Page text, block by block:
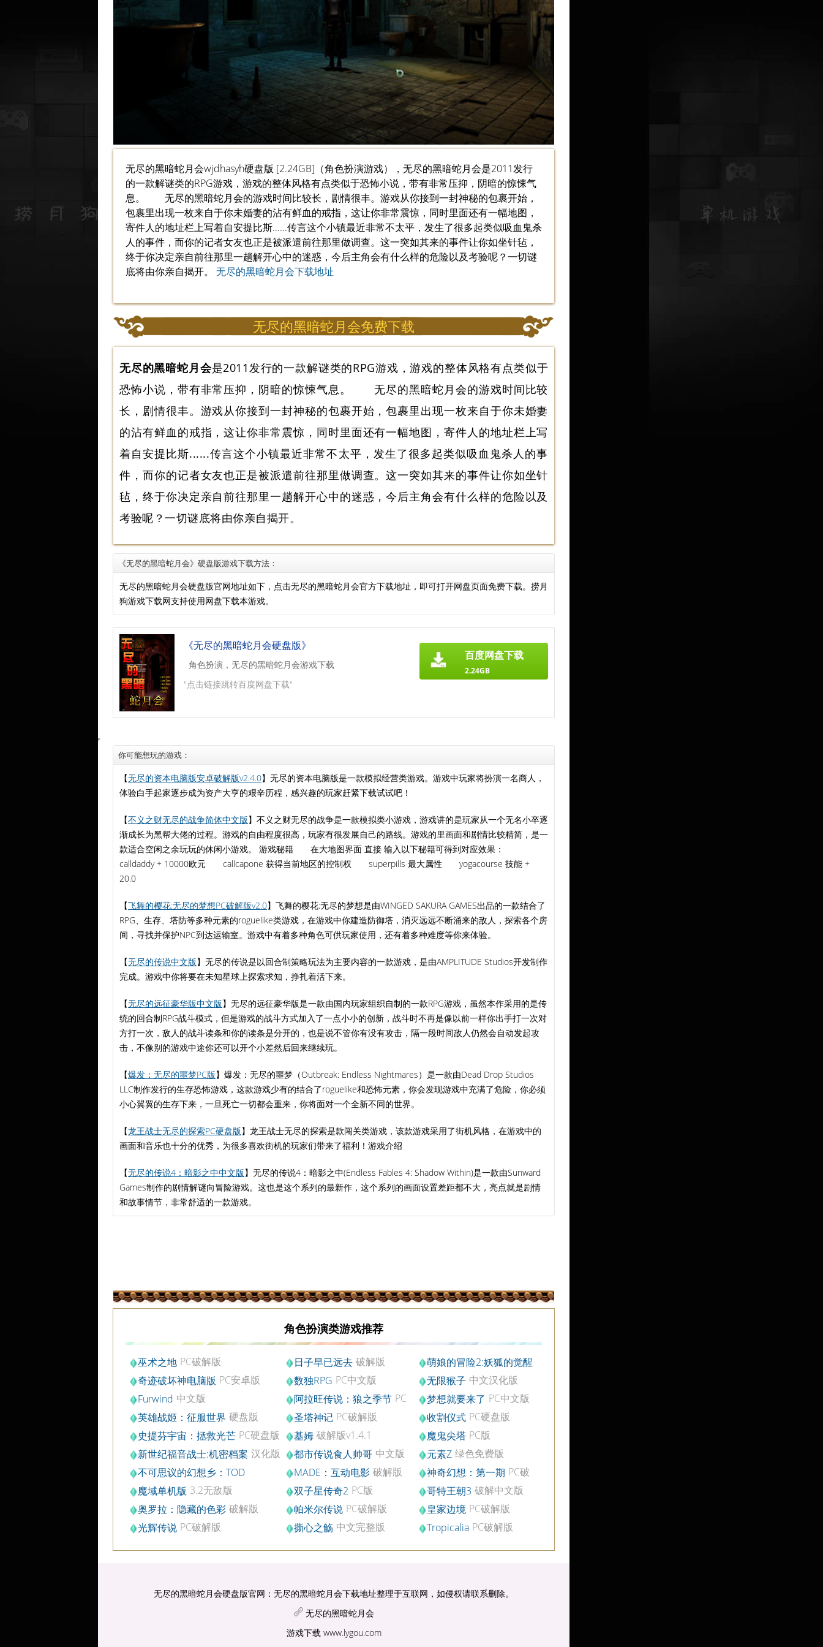
无尽的黑暗蛇月会wjdhasyh硬盘版 [2.24GB]（角色扮演游戏），无尽的黑暗蛇月会是2011发行
的一款解谜类的RPG游戏，游戏的整体风格有点类似于恐怖小说，带有非常压抑，阴暗的惊悚气
息。 无尽的黑暗蛇月会的游戏时间比较长，剧情很丰。游戏从你接到一封神秘的包裹开始，
包裹里出现一枚来自于你未婚妻的沾有鲜血的戒指，这让你非常震惊，同时里面还有一幅地图，
寄件人的地址栏上写着自安提比斯......传言这个小镇最近非常不太平，发生了很多起类似吸血鬼杀
人的事件，而你的记者女友也正是被派遣前往那里做调查。这一突如其来的事件让你如坐针毡，
终于你决定亲自前往那里一趟解开心中的迷惑，今后主角会有什么样的危险以及考验呢？一切谜
底将由你亲自揭开。 无尽的黑暗蛇月会下载地址
无尽的黑暗蛇月会免费下载
无尽的黑暗蛇月会是2011发行的一款解谜类的RPG游戏，游戏的整体风格有点类似于
恐怖小说，带有非常压抑，阴暗的惊悚气息。 无尽的黑暗蛇月会的游戏时间比较
长，剧情很丰。游戏从你接到一封神秘的包裹开始，包裹里出现一枚来自于你未婚妻
的沾有鲜血的戒指，这让你非常震惊，同时里面还有一幅地图，寄件人的地址栏上写
着自安提比斯......传言这个小镇最近非常不太平，发生了很多起类似吸血鬼杀人的事
件，而你的记者女友也正是被派遣前往那里做调查。这一突如其来的事件让你如坐针
毡，终于你决定亲自前往那里一趟解开心中的迷惑，今后主角会有什么样的危险以及
考验呢？一切谜底将由你亲自揭开。
《无尽的黑暗蛇月会》硬盘版游戏下载方法：
无尽的黑暗蛇月会硬盘版官网地址如下，点击无尽的黑暗蛇月会官方下载地址，即可打开网盘页面免费下载。捞月
狗游戏下载网支持使用网盘下载本游戏。
《无尽的黑暗蛇月会硬盘版》
角色扮演，无尽的黑暗蛇月会游戏下载
"点击链接跳转百度网盘下载"
百度网盘下载
2.24GB
你可能想玩的游戏：
【无尽的资本电脑版安卓破解版v2.4.0】无尽的资本电脑版是一款模拟经营类游戏。游戏中玩家将扮演一名商人，
体验白手起家逐步成为资产大亨的艰辛历程，感兴趣的玩家赶紧下载试试吧！
【不义之财无尽的战争简体中文版】不义之财无尽的战争是一款模拟类小游戏，游戏讲的是玩家从一个无名小卒逐
渐成长为黑帮大佬的过程。游戏的自由程度很高，玩家有很发展自己的路线。游戏的里画面和剧情比较精简，是一
款适合空闲之余玩玩的休闲小游戏。 游戏秘籍 在大地图界面 直接 输入以下秘籍可得到对应效果：
calldaddy + 10000欧元 callcapone 获得当前地区的控制权 superpills 最大属性 yogacourse 技能 +
20.0
【飞舞的樱花:无尽的梦想PC破解版v2.0】飞舞的樱花:无尽的梦想是由WINGED SAKURA GAMES出品的一款结合了
RPG、生存、塔防等多种元素的roguelike类游戏，在游戏中你建造防御塔，消灭远远不断涌来的敌人，探索各个房
间，寻找并保护NPC到达运输室。游戏中有着多种角色可供玩家使用，还有着多种难度等你来体验。
【无尽的传说中文版】无尽的传说是以回合制策略玩法为主要内容的一款游戏，是由AMPLITUDE Studios开发制作
完成。游戏中你将要在未知星球上探索求知，挣扎着活下来。
【无尽的远征豪华版中文版】无尽的远征豪华版是一款由国内玩家组织自制的一款RPG游戏，虽然本作采用的是传
统的回合制RPG战斗模式，但是游戏的战斗方式加入了一点小小的创新，战斗时不再是像以前一样你出手打一次对
方打一次，敌人的战斗读条和你的读条是分开的，也是说不管你有没有攻击，隔一段时间敌人仍然会自动发起攻
击，不像别的游戏中途你还可以开个小差然后回来继续玩。
【爆发：无尽的噩梦PC版】爆发：无尽的噩梦（Outbreak: Endless Nightmares）是一款由Dead Drop Studios
LLC制作发行的生存恐怖游戏，这款游戏少有的结合了roguelike和恐怖元素，你会发现游戏中充满了危险，你必须
小心翼翼的生存下来，一旦死亡一切都会重来，你将面对一个全新不同的世界。
【龙王战士无尽的探索PC硬盘版】龙王战士无尽的探索是款闯关类游戏，该款游戏采用了街机风格，在游戏中的
画面和音乐也十分的优秀，为很多喜欢街机的玩家们带来了福利！游戏介绍
【无尽的传说4：暗影之中中文版】无尽的传说4：暗影之中(Endless Fables 4: Shadow Within)是一款由Sunward
Games制作的剧情解谜向冒险游戏。这也是这个系列的最新作，这个系列的画面设置差距都不大，亮点就是剧情
和故事情节，非常舒适的一款游戏。
角色扮演类游戏推荐
巫术之地 PC破解版 日子早已远去 破解版
萌娘的冒险2:妖狐的觉醒
中文硬盘版
奇迹破坏神电脑版 PC安卓版
v1.21.0.0
数独RPG PC中文版 无限猴子 中文汉化版
Furwind 中文版 阿拉旺传说：狼之季节 PC
破解版v1.087
梦想就要来了 PC中文版
英雄战姬：征服世界 硬盘版 圣塔神记 PC破解版 收割仪式 PC硬盘版
史提芬宇宙：拯救光芒 PC硬盘版 基姆 破解版v1.4.1 魔鬼尖塔 PC版
新世纪福音战士:机密档案 汉化版 都市传说食人帅哥 中文版 元素Z 绿色免费版
不可思议的幻想乡：TOD
RELOADED PC中文版
MADE：互动电影 破解版 神奇幻想：第一期 PC破
解版
魔域单机版 3.2无敌版 双子星传奇2 PC版 哥特王朝3 破解中文版
奥罗拉：隐藏的色彩 破解版 帕米尔传说 PC破解版 皇家边境 PC破解版
光辉传说 PC破解版 撕心之觞 中文完整版 Tropicalia PC破解版
无尽的黑暗蛇月会硬盘版官网：无尽的黑暗蛇月会下载地址整理于互联网，如侵权请联系删除。
无尽的黑暗蛇月会
游戏下载www.lygou.com